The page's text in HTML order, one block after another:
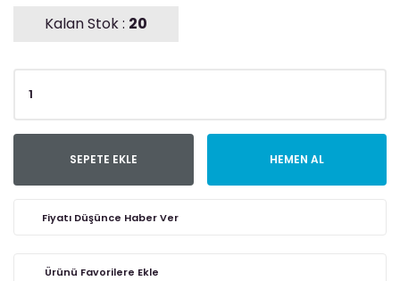
Kalan Stok : 20
SEPETE EKLE HEMEN AL
Fiyatı Düşünce Haber Ver